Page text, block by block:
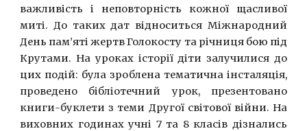
важливість і неповторність кожної щасливої
миті. До таких дат відноситься Міжнародний
День пам’яті жертв Голокосту та річниця бою під
Крутами. На уроках історії діти залучилися до
цих подій: була зроблена тематична інсталяція,
проведено бібліотечний урок, презентовано
книги-буклети з теми Другої світової війни. На
виховних годинах учні 7 та 8 класів дізнались